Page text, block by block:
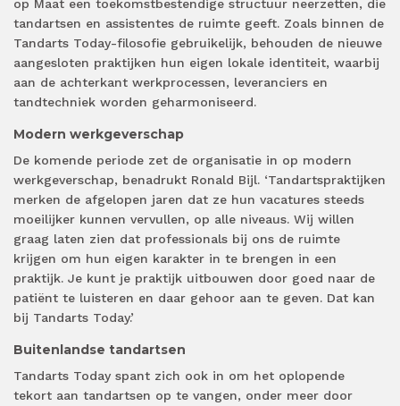
op Maat een toekomstbestendige structuur neerzetten, die
tandartsen en assistentes de ruimte geeft. Zoals binnen de
Tandarts Today-filosofie gebruikelijk, behouden de nieuwe
aangesloten praktijken hun eigen lokale identiteit, waarbij
aan de achterkant werkprocessen, leveranciers en
tandtechniek worden geharmoniseerd.
Modern werkgeverschap
De komende periode zet de organisatie in op modern
werkgeverschap, benadrukt Ronald Bijl. ‘Tandartspraktijken
merken de afgelopen jaren dat ze hun vacatures steeds
moeilijker kunnen vervullen, op alle niveaus. Wij willen
graag laten zien dat professionals bij ons de ruimte
krijgen om hun eigen karakter in te brengen in een
praktijk. Je kunt je praktijk uitbouwen door goed naar de
patiënt te luisteren en daar gehoor aan te geven. Dat kan
bij Tandarts Today.’
Buitenlandse tandartsen
Tandarts Today spant zich ook in om het oplopende
tekort aan tandartsen op te vangen, onder meer door